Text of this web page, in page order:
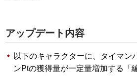
アップデート内容
以下のキャラクターに、タイマン
ンPtの獲得量が一定量増加する「